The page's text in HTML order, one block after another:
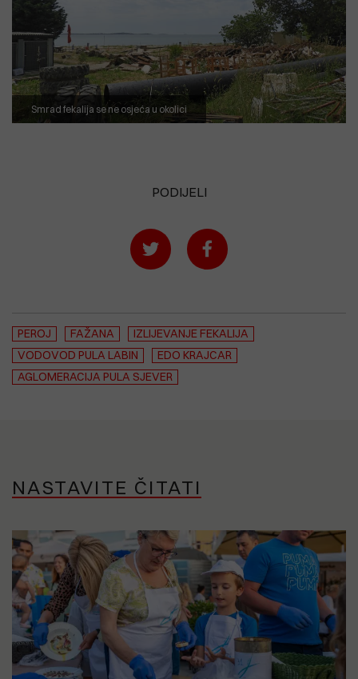
Smrad fekalija se ne osjeća u okolici
PODIJELI
PEROJ FAŽANA
IZLIJEVANJE FEKALIJA
VODOVOD PULA LABIN
EDO KRAJCAR
AGLOMERACIJA PULA SJEVER
NASTAVITE ČITATI